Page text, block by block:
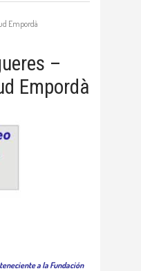
Empordà
–
Empordà
a la Fundación